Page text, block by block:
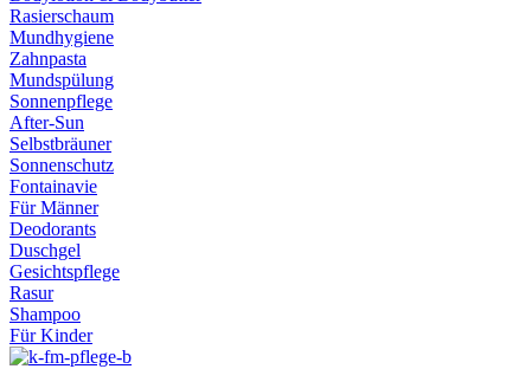
Rasierschaum
Mundhygiene
Zahnpasta
Mundspülung
Sonnenpflege
After-Sun
Selbstbräuner
Sonnenschutz
Fontainavie
Für Männer
Deodorants
Duschgel
Gesichtspflege
Rasur
Shampoo
Für Kinder